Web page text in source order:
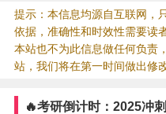
提示：本信息均源自互联网，
依据，准确性和时效性需要读
本站也不为此信息做任何负责
站，我们将在第一时间做出修
🔥考研倒计时：2025冲